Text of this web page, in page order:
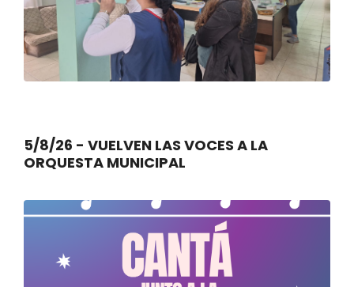
5/8/26 - VUELVEN LAS VOCES A LA
ORQUESTA MUNICIPAL